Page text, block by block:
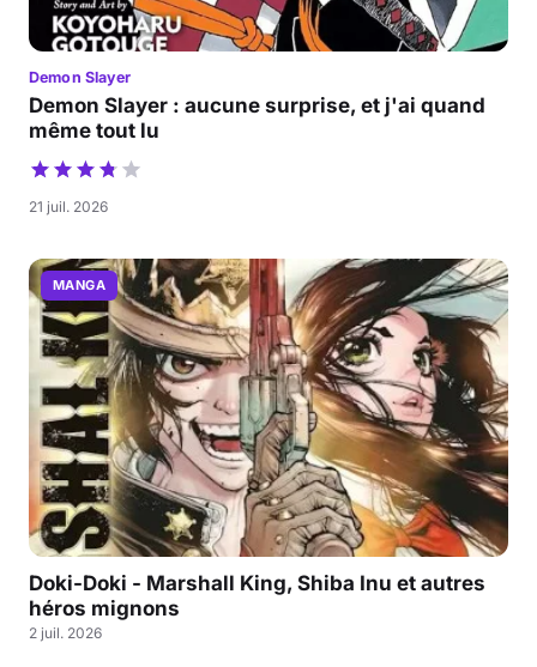
Demon Slayer
Demon Slayer : aucune surprise, et j'ai quand
même tout lu
21 juil. 2026
MANGA
Doki-Doki - Marshall King, Shiba Inu et autres
héros mignons
2 juil. 2026